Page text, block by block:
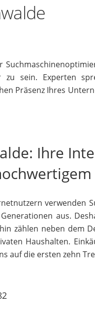
sein. Experten
Präsenz Ihres
Ihre
verwenden
aus.
zählen neben dem
Haushalten.
auf die ersten zehn